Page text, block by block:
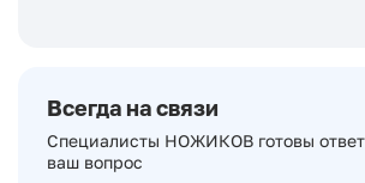
Всегда на связи
Специалисты НОЖИКОВ готовы
ваш вопрос